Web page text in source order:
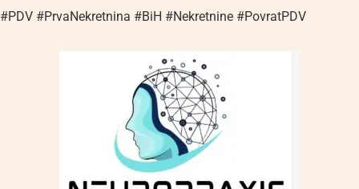
#PDV #PrvaNekretnina #BiH #Nekretnine #PovratPDV